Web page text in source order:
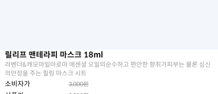
릴리프 맨테라피 마스크 18ml
라벤더&캐모마일아로마 에센셜 오일의순수하고 편안한 향취가피부는 물론 심신
의안정을 주는 힐링 마스크 시트
소비자가 3,000원